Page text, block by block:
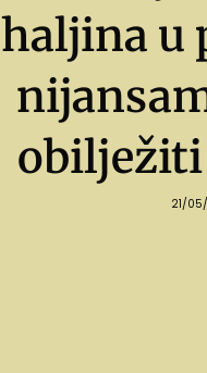
haljina u
21/